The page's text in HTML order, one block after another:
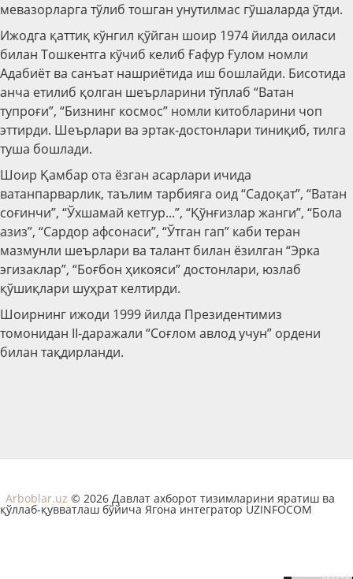
мевазорларга тўлиб тошган унутилмас гўшаларда ўтди.
Ижодга қаттиқ кўнгил қўйган шоир 1974 йилда оиласи
билан Тошкентга кўчиб келиб Ғафур Ғулом номли
Адабиёт ва санъат нашриётида иш бошлайди. Бисотида
анча етилиб қолган шеърларини тўплаб “Ватан
тупроғи”, “Бизнинг космос” номли китобларини чоп
эттирди. Шеърлари ва эртак-достонлари тиниқиб, тилга
туша бошлади.
Шоир Қамбар ота ёзган асарлари ичида
ватанпарварлик, таълим тарбияга оид “Садоқат”, “Ватан
соғинчи”, “Ўхшамай кетгур...”, “Қўнғизлар жанги”, “Бола
азиз”, “Сардор афсонаси”, “Ўтган гап” каби теран
мазмунли шеърлари ва талант билан ёзилган “Эрка
эгизаклар”, “Боғбон ҳикояси” достонлари, юзлаб
қўшиқлари шуҳрат келтирди.
Шоирнинг ижоди 1999 йилда Президентимиз
томонидан II-даражали “Соғлом авлод учун” ордени
билан тақдирланди.
Arboblar.uz © 2026 Давлат ахборот тизимларини яратиш ва
қўллаб-қувватлаш бўйича Ягона интегратор UZINFOCOM